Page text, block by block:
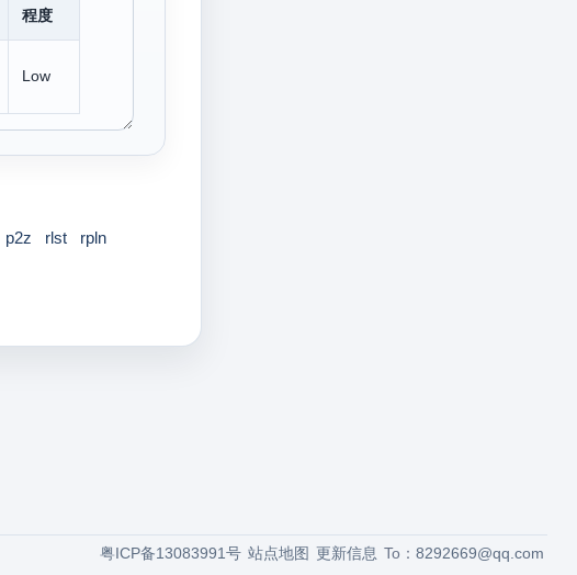
程度
Low
p2z rlst
rpln
To：8292669@qq.com
更新信息
站点地图
粤ICP备13083991号